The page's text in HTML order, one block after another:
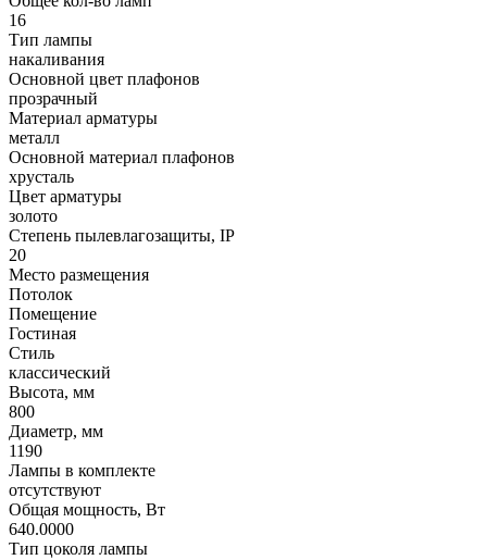
16
Тип лампы
накаливания
Основной цвет плафонов
прозрачный
Материал арматуры
металл
Основной материал плафонов
хрусталь
Цвет арматуры
золото
Степень пылевлагозащиты, IP
20
Место размещения
Потолок
Помещение
Гостиная
Стиль
классический
Высота, мм
800
Диаметр, мм
1190
Лампы в комплекте
отсутствуют
Общая мощность, Вт
640.0000
Тип цоколя лампы